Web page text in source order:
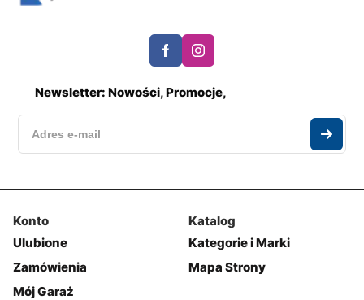
Newsletter: Nowości, Promocje,
Konto
Ulubione
Zamówienia
Mój Garaż
Katalog
Kategorie i Marki
Mapa Strony